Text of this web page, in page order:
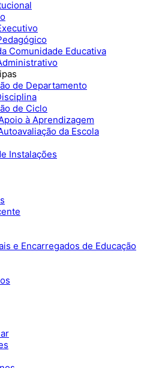
Comunidade Educativa
de Departamento
de Ciclo
à Aprendizagem
da Escola
Instalações
e Encarregados de Educação